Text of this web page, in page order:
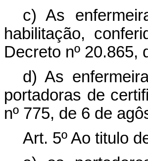
c) As
habilitação,
Decreto nº 20.865,
d) As
portadoras de
nº 775, de 6 de
Art. 5º Ao titulo